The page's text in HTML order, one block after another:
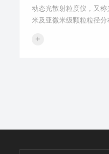
动态光散射粒度仪，又
米及亚微米级颗粒粒径分
要用于表征胶体、蛋白
运动。这种运动导致散
+